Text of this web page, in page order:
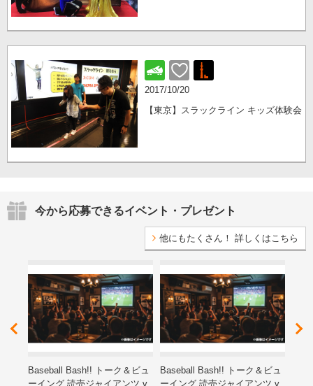
2017/10/20
【東京】スラックライン キッズ体験会
今から応募できるイベント・プレゼント
他にもたくさん！ 詳しくはこちら
Baseball Bash!! トーク＆ビュ
ーイング 読売ジャイアンツ v
Baseball Bash!! トーク＆ビュ
ーイング 読売ジャイアンツ v